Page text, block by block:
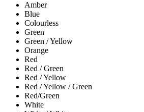
Amber
Blue
Colourless
Green
Green / Yellow
Orange
Red
Red / Green
Red / Yellow
Red / Yellow / Green
Red/Green
White